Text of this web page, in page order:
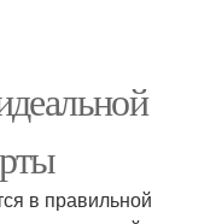
в правильной